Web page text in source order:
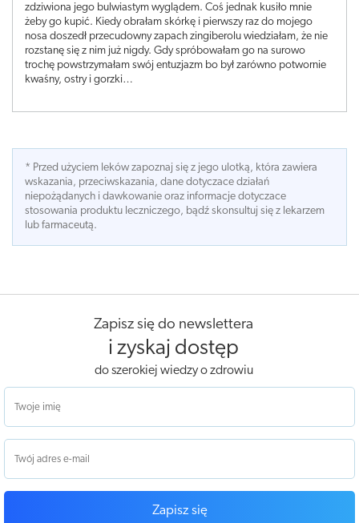
zdziwiona jego bulwiastym wyglądem. Coś jednak kusiło mnie
żeby go kupić. Kiedy obrałam skórkę i pierwszy raz do mojego
nosa doszedł przecudowny zapach zingiberolu wiedziałam, że nie
rozstanę się z nim już nigdy. Gdy spróbowałam go na surowo
trochę powstrzymałam swój entuzjazm bo był zarówno potwornie
kwaśny, ostry i gorzki…
* Przed użyciem leków zapoznaj się z jego ulotką, która zawiera
wskazania, przeciwskazania, dane dotyczace działań
niepożądanych i dawkowanie oraz informacje dotyczace
stosowania produktu leczniczego, bądź skonsultuj się z lekarzem
lub farmaceutą.
Zapisz się do newslettera
i zyskaj dostęp
do szerokiej wiedzy o zdrowiu
Zapisz się